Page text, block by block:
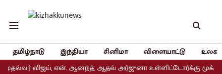
தமிழ்நாடு இந்தியா சினிமா விளையாட்டு
விஜய், என். ஆனந்த், ஆதவ் அர்ஜுனா உள்ளிட்டோர்க்கு முக்கிய